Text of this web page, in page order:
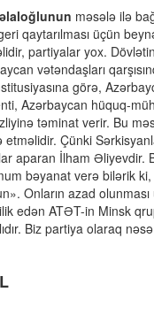
məsələ ilə
qaytarılması üçün
partiyalar yox.
vətəndaşları
görə,
Azərbaycan hüquq-
təminat verir. Bu
Çünki
aparan İlham Əliyevdir.
bəyanat verə bilərik
Onların azad
edən ATƏT-in Minsk
Biz partiya olaraq